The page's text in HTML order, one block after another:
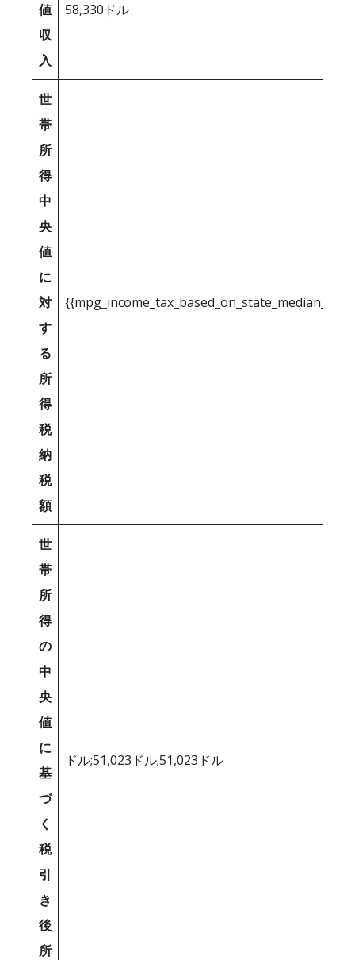
値
収
入
58,330ドル
世
帯
所
得
中
央
値
に
対
す
る
所
得
税
納
税
額
世
帯
所
得
の
中
央
値
に
基
づ
く
税
引
き
後
所
ドル;51,023ドル;51,023ドル